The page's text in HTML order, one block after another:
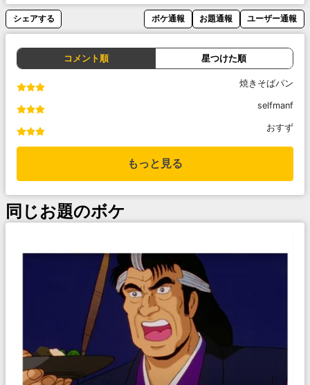
シェアする ボケ通報 お題通報 ユーザー通報
コメント順 星つけた順
焼きそばパン
selfmanf
おすず
もっと見る
同じお題のボケ